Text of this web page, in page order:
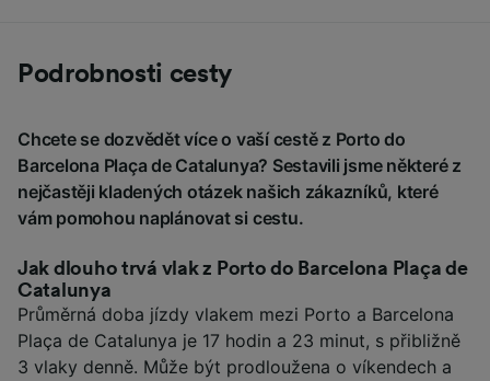
Podrobnosti cesty
Chcete se dozvědět více o vaší cestě z Porto do
Barcelona Plaça de Catalunya? Sestavili jsme některé z
nejčastěji kladených otázek našich zákazníků, které
vám pomohou naplánovat si cestu.
Jak dlouho trvá vlak z Porto do Barcelona Plaça de
Catalunya
Průměrná doba jízdy vlakem mezi Porto a Barcelona
Plaça de Catalunya je 17 hodin a 23 minut, s přibližně
3 vlaky denně. Může být prodloužena o víkendech a